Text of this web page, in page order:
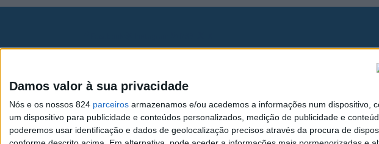
Damos valor à sua privacidade
Nós e os nossos 824 parceiros armazenamos e/ou acedemos a informações num dispositivo,
um dispositivo para publicidade e conteúdos personalizados, medição de publicidade e
poderemos usar identificação e dados de geolocalização precisos através da procura de
Quem Somos Contactos Assinaturas Publicidade